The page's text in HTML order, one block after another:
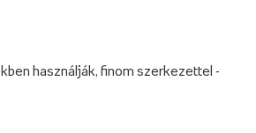
használják, finom szerkezettel -